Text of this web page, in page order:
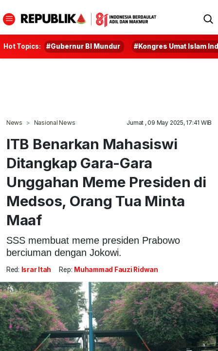
Hot Topics: #Gubernur BI Mundur #Kongres Umat Islam
News Nasional News Jumat , 09 May 2025, 17:41 WIB
ITB Benarkan Mahasiswi
Ditangkap Gara-Gara
Unggahan Meme Presiden di
Medsos, Orang Tua Minta
Maaf
SSS membuat meme presiden Prabowo
berciuman dengan Jokowi.
Red: Israr Itah Rep: Muhammad Fauzi Ridwan